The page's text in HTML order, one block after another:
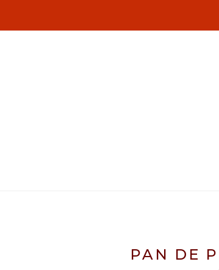
PAN DE